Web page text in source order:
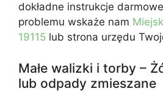
dokładne instrukcje
problemu wskaże nam
19115 lub strona urzędu
Małe walizki i torby –
lub odpady zmieszane